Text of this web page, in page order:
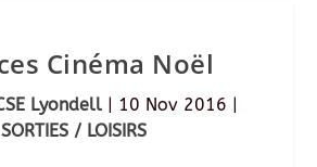
Cinéma Noël
Lyondell| 10 Nov 2016 |
SORTIES / LOISIRS